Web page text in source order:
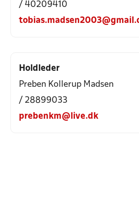
/ 40209410
Holdleder
Preben Kollerup Madsen
/ 28899033
prebenkm@live.dk